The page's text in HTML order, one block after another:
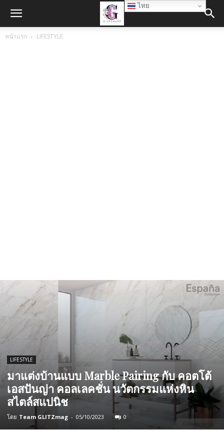
หน้าแรก LIFESTYLE
LIFESTYLE
มาแต่งบ้านแบบ Marble Pairing กับ คอตโต้
เอสปันญ่า คอลเลคชั่น นวัตกรรมแห่งหิน
สไตล์สแปนิช
โดย Team GLITZmag - 05/10/2023 0
ไทย